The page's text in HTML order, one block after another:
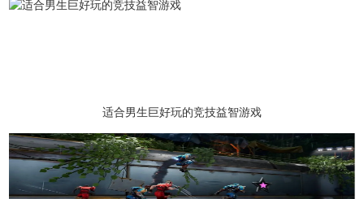
适合男生巨好玩的竞技益智游戏